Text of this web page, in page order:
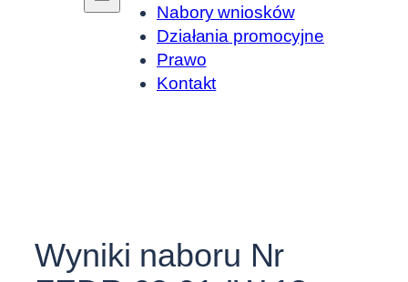
Nabory wniosków
Działania promocyjne
Prawo
Kontakt
Wyniki naboru Nr